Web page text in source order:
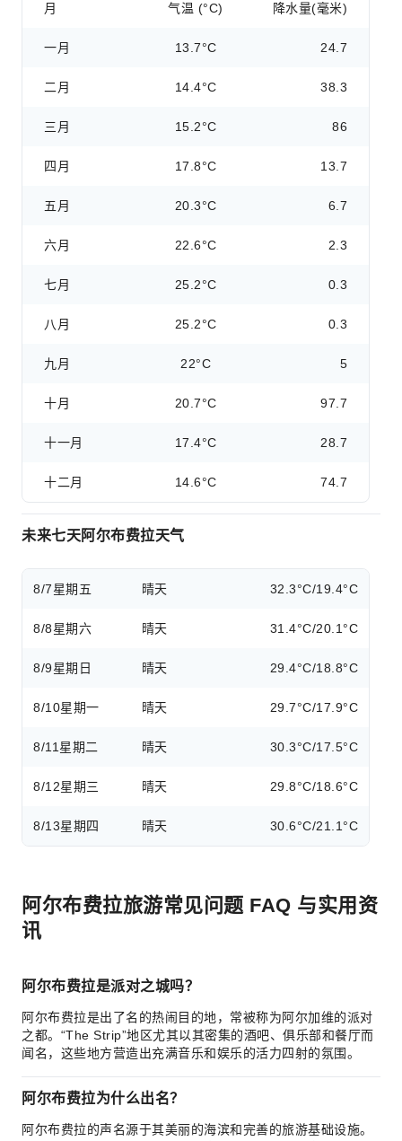
月 气温 (°C) 降水量(毫米)
一月 13.7°C 24.7
二月 14.4°C 38.3
三月 15.2°C 86
四月 17.8°C 13.7
五月 20.3°C 6.7
六月 22.6°C 2.3
七月 25.2°C 0.3
八月 25.2°C 0.3
九月 22°C 5
十月 20.7°C 97.7
十一月 17.4°C 28.7
十二月 14.6°C 74.7
未来七天阿尔布费拉天气
8/7星期五 晴天 32.3°C/19.4°C
8/8星期六 晴天 31.4°C/20.1°C
8/9星期日 晴天 29.4°C/18.8°C
8/10星期一 晴天 29.7°C/17.9°C
8/11 星期二 晴天 30.3°C/17.5°C
8/12星期三 晴天 29.8°C/18.6°C
8/13星期四 晴天 30.6°C/21.1°C
阿尔布费拉旅游常见问题 FAQ 与实用资
讯
阿尔布费拉是派对之城吗？
阿尔布费拉是出了名的热闹目的地，常被称为阿尔加维的派对
之都。“The Strip”地区尤其以其密集的酒吧、俱乐部和餐厅而
闻名，这些地方营造出充满音乐和娱乐的活力四射的氛围。
阿尔布费拉为什么出名？
阿尔布费拉的声名源于其美丽的海滨和完善的旅游基础设施。